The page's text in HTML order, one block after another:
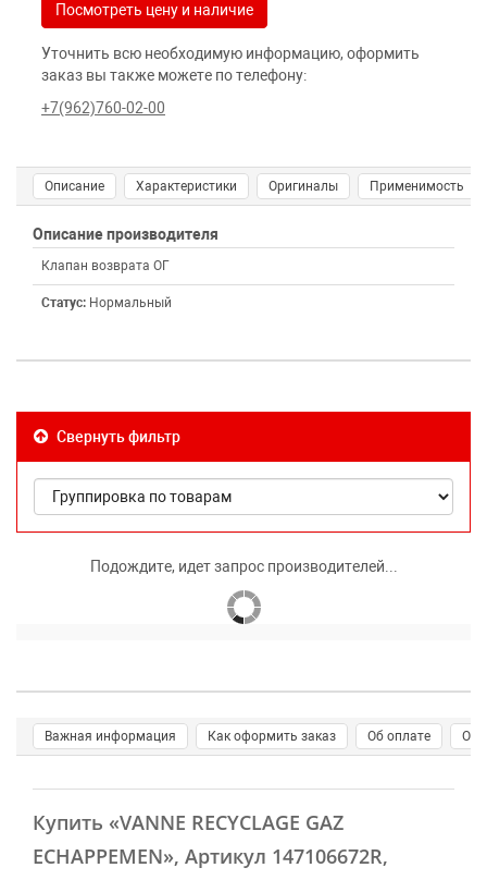
Посмотреть цену и наличие
Уточнить всю необходимую информацию, оформить
заказ вы также можете по телефону:
+7(962)760-02-00
Описание Характеристики Оригиналы Применимость
Описание производителя
Клапан возврата ОГ
Статус: Нормальный
Свернуть фильтр
Подождите, идет запрос производителей...
Важная информация Как оформить заказ Об оплате О
Купить «VANNE RECYCLAGE GAZ
ECHAPPEMEN», Артикул 147106672R,